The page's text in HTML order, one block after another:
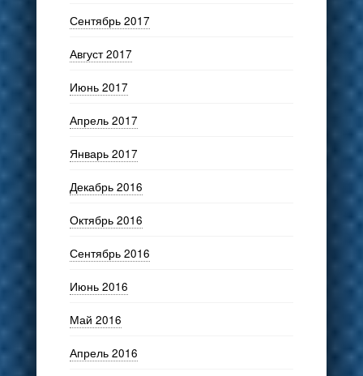
Сентябрь 2017
Август 2017
Июнь 2017
Апрель 2017
Январь 2017
Декабрь 2016
Октябрь 2016
Сентябрь 2016
Июнь 2016
Май 2016
Апрель 2016